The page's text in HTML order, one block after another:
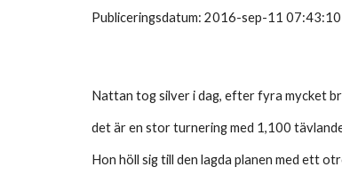
Publiceringsdatum: 2016-sep-11 07:43:10
Nattan tog silver i dag, efter fyra mycket
det är en stor turnering med 1,100
Hon höll sig till den lagda planen med ett